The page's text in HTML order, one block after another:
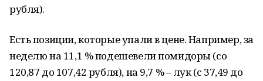
рубля).
Есть позиции, которые упали в цене. Например, за
неделю на 11,1 % подешевели помидоры (со
120,87 до 107,42 рубля), на 9,7 % – лук (с 37,49 до